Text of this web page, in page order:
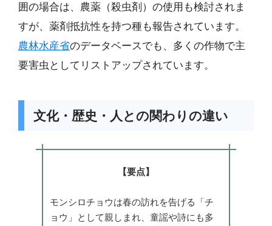
囲の場合は、農薬（殺虫剤）の使用も検討されま
すが、薬剤抵抗性を持つ種も報告されています。
農林水産省のデータベースでも、多くの作物で主
要害虫としてリストアップされています。
文化・歴史・人との関わりの違い
【要点】
モンシロチョウは春の訪れを告げる「チ
ョウ」として親しまれ、童謡や詩にも多